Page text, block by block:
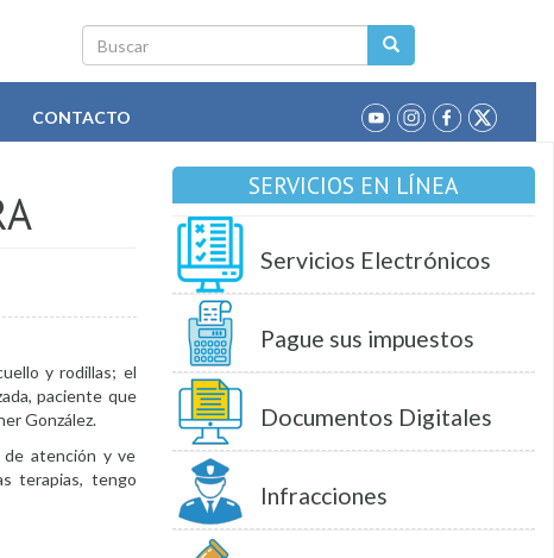
Buscar
CONTACTO
y rodillas; el
paciente que
González.
de atención y ve
terapias, tengo
SERVICIOS EN LÍNEA
Servicios Electrónicos
Pague sus impuestos
Documentos Digitales
Infracciones